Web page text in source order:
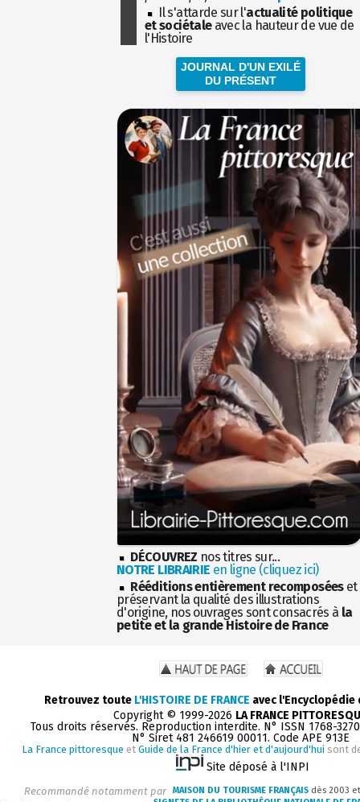
Il s'attarde sur l'actualité politique
et sociétaleavec la hauteur de vue de
l'Histoire
JOURNAL D'UN EXILÉ
DU PRÉSENT
DÉCOUVREZ nos titres sur...
NOTRE LIBRAIRIE en ligne (cliquez ici)
Rééditions entièrement recomposéeset
préservant la qualité des illustrations
d'origine, nos ouvrages sont consacrés à la
petite et la grande Histoire de France
Retrouvez toute L'HISTOIRE DE FRANCE avec
Copyright © 1999-2026 LA FRANCE
Tous droits réservés. Reproduction interdite. N° ISSN 1768-
N° Siret 481 246619 00011. Code APE 913E
La France pittoresque et Guide de la France d'hier et d'aujourd'hui sont
Site déposé à l'INPI
Recommandé notamment par MAISON DU TOURISME FRANÇAIS dès 2003